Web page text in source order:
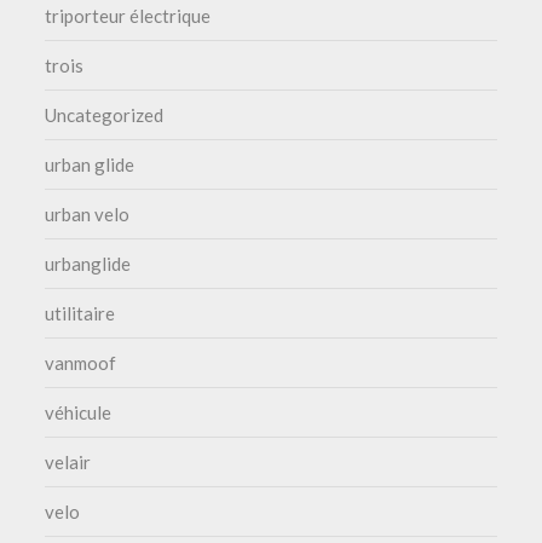
triporteur électrique
trois
Uncategorized
urban glide
urban velo
urbanglide
utilitaire
vanmoof
véhicule
velair
velo